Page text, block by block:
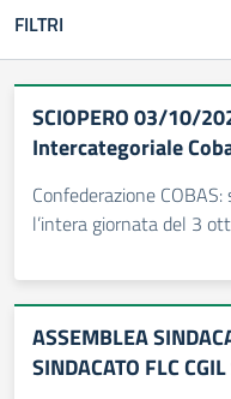
FILTRI
SCIOPERO 03/10/
Intercategoriale
Confederazione
l’intera giornata del 3
ASSEMBLEA
SINDACATO FLC